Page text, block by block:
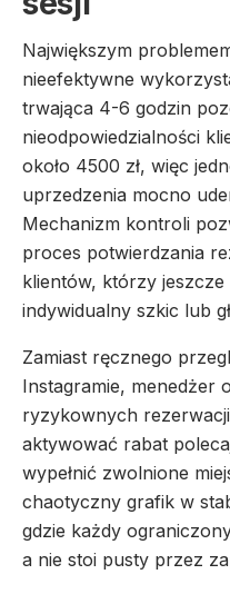
Największym
nieefektywne
trwająca 4-6 godzin
nieodpowiedzialności
około 4500 zł, więc
uprzedzenia mocno
Mechanizm kontroli
proces potwierdzania
klientów, którzy jeszcze
indywidualny szkic lub
Zamiast ręcznego
Instagramie, menedżer
ryzykownych
aktywować rabat
wypełnić zwolnione
chaotyczny grafik w
gdzie każdy
a nie stoi pusty przez